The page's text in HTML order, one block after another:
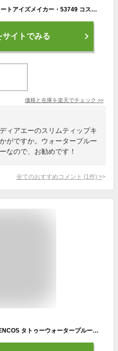
[ディアエー] スリムティップキュートアイズメイカー・53749 コスメ cosme 【MAKEUP】Dear.A ディアエー アイスティック アイシャドウ ハイライト 眉毛 涙袋 コンシーラー ウォータープルーフ バニラ ピンク ヴィーガン 韓国コスメ
サイトでみる
価格と在庫を楽天でチェック >>
ィアエーのスリムティップキ
がですか。ウォータープルー
なので、お勧めです！
全てのおすすめコメント (1 件) >
「ポイント10倍 3月10日」 FORENCOS タトゥーウォータープルーフスカーコンシーラー 01M ミディアムベージュ 3g コンシーラー アットコスメ